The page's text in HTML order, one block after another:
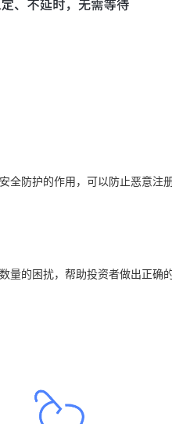
全防护的作用，可以防止恶意注
量的困扰，帮助投资者做出正确